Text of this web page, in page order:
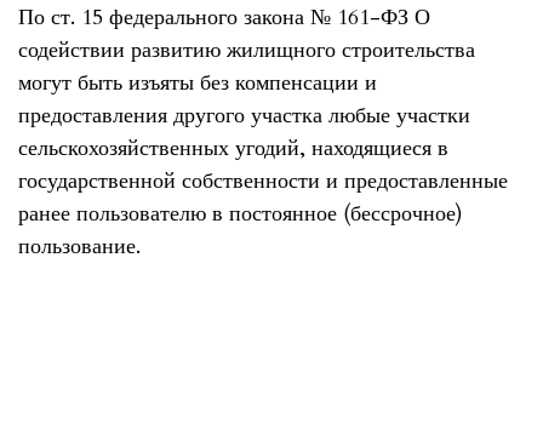
По ст. 15 федерального закона № 161-ФЗ О
содействии развитию жилищного строительства
могут быть изъяты без компенсации и
предоставления другого участка любые участки
сельскохозяйственных угодий, находящиеся в
государственной собственности и предоставленные
ранее пользователю в постоянное (бессрочное)
пользование.